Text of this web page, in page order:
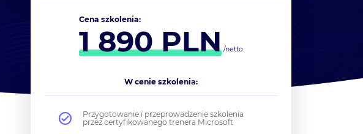
Cena szkolenia:
1 890PLN /netto
W cenie szkolenia:
Przygotowanie i przeprowadzenie szkolenia
przez certyfikowanego trenera Microsoft